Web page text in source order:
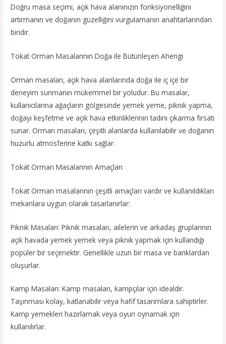
Doğru masa seçimi, açık hava alanınızın fonksiyonelliğini
artırmanın ve doğanın güzelliğini vurgulamanın anahtarlarından
biridir.
Tokat Orman Masalarının Doğa ile Bütünleşen Ahengi
Orman masaları, açık hava alanlarında doğa ile iç içe bir
deneyim sunmanın mükemmel bir yoludur. Bu masalar,
kullanıcılarına ağaçların gölgesinde yemek yeme, piknik yapma,
doğayı keşfetme ve açık hava etkinliklerinin tadını çıkarma fırsatı
sunar. Orman masaları, çeşitli alanlarda kullanılabilir ve doğanın
huzurlu atmosferine katkı sağlar.
Tokat Orman Masalarının Amaçları
Tokat Orman masalarının çeşitli amaçları vardır ve kullanıldıkları
mekanlara uygun olarak tasarlanırlar:
Piknik Masaları: Piknik masaları, ailelerin ve arkadaş gruplarının
açık havada yemek yemek veya piknik yapmak için kullandığı
popüler bir seçenektir. Genellikle uzun bir masa ve banklardan
oluşurlar.
Kamp Masaları: Kamp masaları, kampçılar için idealdir.
Taşınması kolay, katlanabilir veya hafif tasarımlara sahiptirler.
Kamp yemekleri hazırlamak veya oyun oynamak için
kullanılırlar.